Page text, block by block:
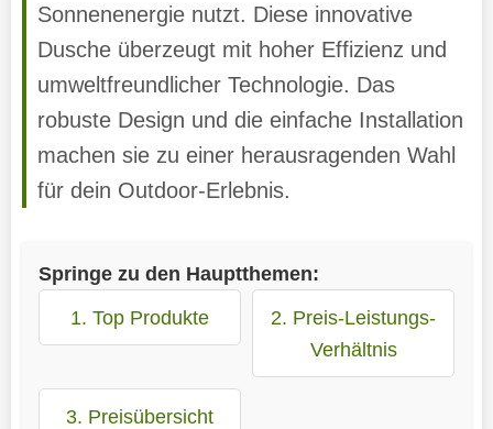
Sonnenenergie nutzt. Diese innovative
Dusche überzeugt mit hoher Effizienz und
umweltfreundlicher Technologie. Das
robuste Design und die einfache Installation
machen sie zu einer herausragenden Wahl
für dein Outdoor-Erlebnis.
Springe zu den Hauptthemen:
1. Top Produkte
2. Preis-Leistungs-
Verhältnis
3. Preisübersicht